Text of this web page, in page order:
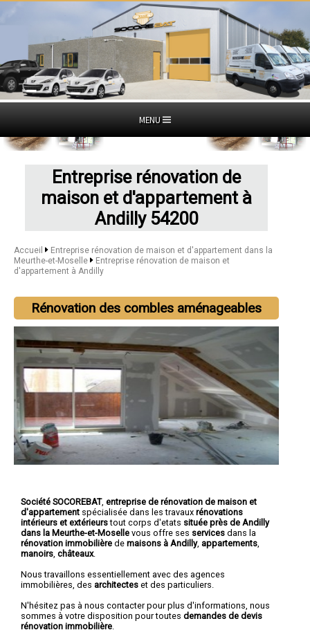
MENU
Entreprise rénovation de
maison et d'appartement à
Andilly 54200
Accueil
Entreprise rénovation de maison et d'appartement dans la
Meurthe-et-Moselle
Entreprise rénovation de maison et
d'appartement à Andilly
Rénovation des combles aménageables
Société SOCOREBAT, entreprise de rénovation de maison et
d'appartement spécialisée dans les travaux rénovations
intérieurs et extérieurstout corps d'etats située près de Andilly
dans la Meurthe-et-Moselle vous offre ses services dans la
rénovation immobilière de maisons à Andilly, appartements
manoirs châteaux.
Nous travaillons essentiellement avec des agences
immobilières, des architectes et des particuliers.
N'hésitez pas à nous contacter pour plus d'informations, nous
sommes à votre disposition pour toutes demandes de devis
rénovation immobilière